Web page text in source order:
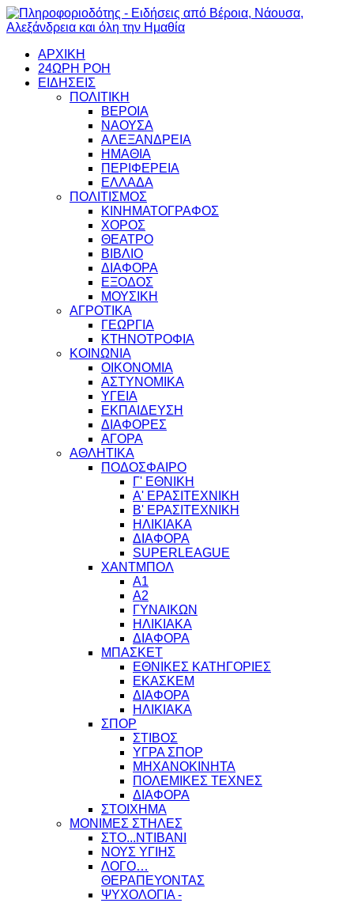
ΑΡΧΙΚΗ
24ΩΡΗ ΡΟΗ
ΕΙΔΗΣΕΙΣ
ΠΟΛΙΤΙΚΗ
ΒΕΡΟΙΑ
ΝΑΟΥΣΑ
ΑΛΕΞΑΝΔΡΕΙΑ
ΗΜΑΘΙΑ
ΠΕΡΙΦΕΡΕΙΑ
ΕΛΛΑΔΑ
ΠΟΛΙΤΙΣΜΟΣ
ΚΙΝΗΜΑΤΟΓΡΑΦΟΣ
ΧΟΡΟΣ
ΘΕΑΤΡΟ
ΒΙΒΛΙΟ
ΔΙΑΦΟΡΑ
ΕΞΟΔΟΣ
ΜΟΥΣΙΚΗ
ΑΓΡΟΤΙΚΑ
ΓΕΩΡΓΙΑ
ΚΤΗΝΟΤΡΟΦΙΑ
ΚΟΙΝΩΝΙΑ
ΟΙΚΟΝΟΜΙΑ
ΑΣΤΥΝΟΜΙΚΑ
ΥΓΕΙΑ
ΕΚΠΑΙΔΕΥΣΗ
ΔΙΑΦΟΡΕΣ
ΑΓΟΡΑ
ΑΘΛΗΤΙΚΑ
ΠΟΔΟΣΦΑΙΡΟ
Γ' ΕΘΝΙΚΗ
Α' ΕΡΑΣΙΤΕΧΝΙΚΗ
Β' ΕΡΑΣΙΤΕΧΝΙΚΗ
ΗΛΙΚΙΑΚΑ
ΔΙΑΦΟΡΑ
SUPERLEAGUE
ΧΑΝΤΜΠΟΛ
Α1
Α2
ΓΥΝΑΙΚΩΝ
ΗΛΙΚΙΑΚΑ
ΔΙΑΦΟΡΑ
ΜΠΑΣΚΕΤ
ΕΘΝΙΚΕΣ ΚΑΤΗΓΟΡΙΕΣ
ΕΚΑΣΚΕΜ
ΔΙΑΦΟΡΑ
ΗΛΙΚΙΑΚΑ
ΣΠΟΡ
ΣΤΙΒΟΣ
ΥΓΡΑ ΣΠΟΡ
ΜΗΧΑΝΟΚΙΝΗΤΑ
ΠΟΛΕΜΙΚΕΣ ΤΕΧΝΕΣ
ΔΙΑΦΟΡΑ
ΣΤΟΙΧΗΜΑ
ΜΟΝΙΜΕΣ ΣΤΗΛΕΣ
ΣΤΟ...ΝΤΙΒΑΝΙ
ΝΟΥΣ ΥΓΙΗΣ
ΛΟΓΟ…
ΘΕΡΑΠΕΥΟΝΤΑΣ
ΨΥΧΟΛΟΓΙΑ -